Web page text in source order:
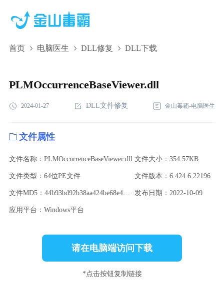
首页 电脑医生 DLL修复 DLL下载
PLMOccurrenceBaseViewer.dll,PLMOccurrenceBaseViewer.dll下
PLMOccurrenceBaseViewer.dll
2024-01-27 DLL文件修复 金山毒霸-电脑医生
文件属性
文件名称：PLMOccurrenceBaseViewer.dll 文件大小：354.57KB
文件类型：64位PE文件 文件版本：6.424.6.22196
文件MD5：44b93bd92b38aa424be68e46553b5b72 发布日期：2022-10-09
应用平台：Windows平台
请在电脑端访问下载
*点击按钮复制链接